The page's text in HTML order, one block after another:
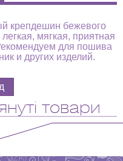
крепдешин бежевого
мягкая, приятная
для пошива
и других изделий.
товари